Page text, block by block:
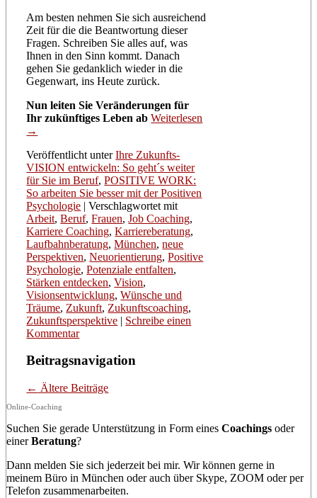
Am besten nehmen Sie sich ausreichend
Zeit für die die Beantwortung dieser
Fragen. Schreiben Sie alles auf, was
Ihnen in den Sinn kommt. Danach
gehen Sie gedanklich wieder in die
Gegenwart, ins Heute zurück.
Nun leiten Sie Veränderungen für
Ihr zukünftiges Leben ab Weiterlesen
→
Veröffentlicht unter Ihre Zukunfts-
VISION entwickeln: So geht´s weiter
für Sie im Beruf,POSITIVE WORK:
So arbeiten Sie besser mit der Positiven
Psychologie |Verschlagwortet mit
Arbeit,Beruf,Frauen,Job Coaching,
Karriere Coaching,Karriereberatung,
Laufbahnberatung,München,neue
Perspektiven,Neuorientierung,Positive
Psychologie,Potenziale entfalten,
Stärken entdecken,Vision,
Visionsentwicklung,Wünsche und
Träume, Zukunft, Zukunftscoaching,
Zukunftsperspektive | Schreibe einen
Kommentar
Beitragsnavigation
← Ältere Beiträge
Online-Coaching
Suchen Sie gerade Unterstützung in Form eines Coachings oder
einerBeratung?
Dann melden Sie sich jederzeit bei mir. Wir können gerne in
meinem Büro in München oder auch über Skype, ZOOM oder per
Telefon zusammenarbeiten.